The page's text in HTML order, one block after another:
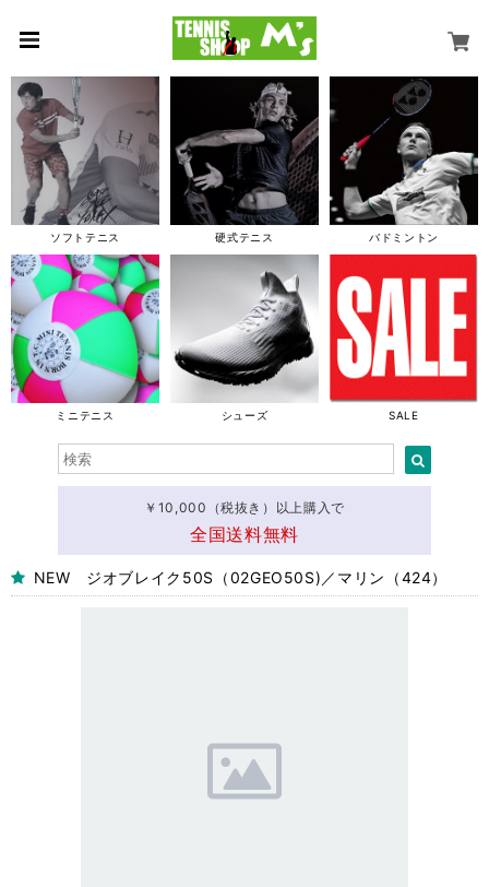
ソフトテニス 硬式テニス バドミントン
ミニテニス シューズ SALE
￥10,000（税抜き）以上購入で
全国送料無料
NEW ジオブレイク50S（02GEO50S)／マリン（424）